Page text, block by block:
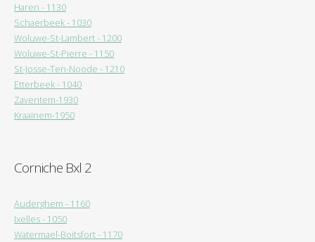
Haren - 1130
Schaerbeek - 1030
Woluwe-St-Lambert - 1200
Woluwe-St-Pierre - 1150
St-Josse-Ten-Noode - 1210
Etterbeek - 1040
Zaventem-1930
Kraainem-1950
Corniche Bxl 2
Auderghem - 1160
Ixelles - 1050
Watermael-Boitsfort - 1170